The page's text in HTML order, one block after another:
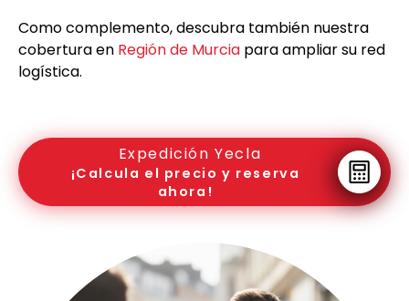
Como complemento, descubra también nuestra
cobertura en Región de Murcia para ampliar su red
logística.
Expedición Yecla
¡Calcula el precio y reserva
ahora!